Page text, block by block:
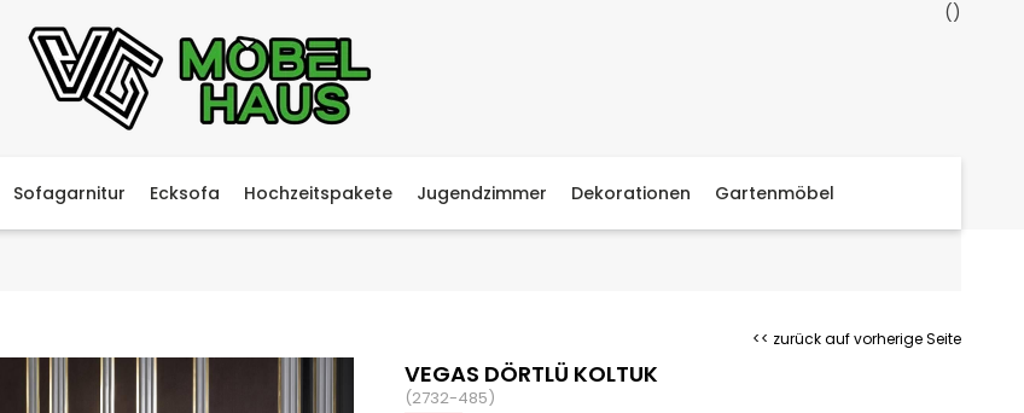
Sofagarnitur Ecksofa Hochzeitspakete Jugendzimmer Dekorationen Gartenmöbel
<< zurück auf vorherige Seite
VEGAS DÖRTLÜ KOLTUK
(2732-485)